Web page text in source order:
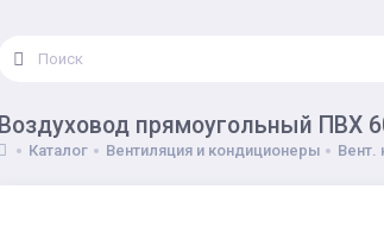
Воздуховод прямоугольный ПВХ
Каталог Вентиляция и кондиционеры Вент.